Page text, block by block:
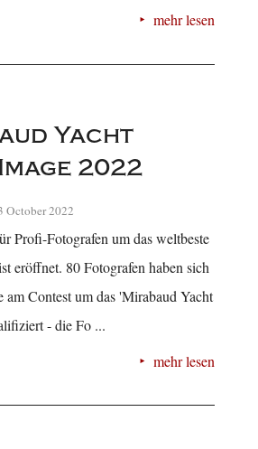
mehr lesen
Yacht
2022
October 2022
Profi-Fotografen um das weltbeste
eröffnet. 80 Fotografen haben sich
am Contest um das 'Mirabaud Yacht
- die Fo ...
mehr lesen